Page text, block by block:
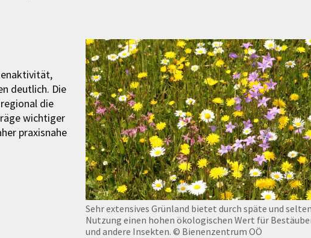
Sehr extensives Grünland bietet durch späte und
Nutzung einen hohen ökologischen Wert für
und andere Insekten. © Bienenzentrum OÖ
deutlich. Die
die
wichtiger
praxisnahe